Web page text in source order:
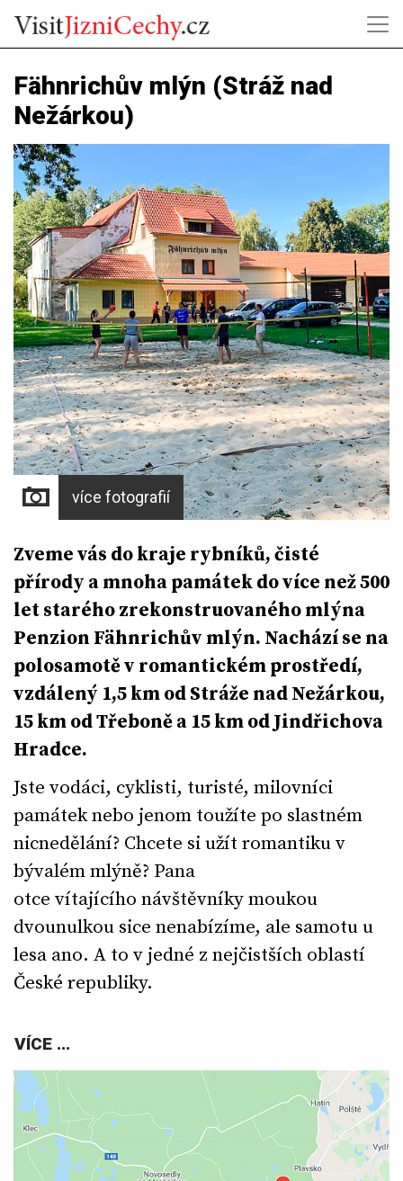
Fähnrichův mlýn (Stráž nad
Nežárkou)
více fotografií
Zveme vás do kraje rybníků, čisté
přírody a mnoha památek do více než 500
let starého zrekonstruovaného mlýna
Penzion Fähnrichův mlýn. Nachází se na
polosamotě v romantickém prostředí,
vzdálený 1,5 km od Stráže nad Nežárkou,
15 km od Třeboně a 15 km od Jindřichova
Hradce.
Jste vodáci, cyklisti, turisté, milovníci
památek nebo jenom toužíte po slastném
nicnedělání? Chcete si užít romantiku v
bývalém mlýně? Pana
otce vítajícího návštěvníky moukou
dvounulkou sice nenabízíme, ale samotu u
lesa ano. A to v jedné z nejčistších oblastí
České republiky.
VÍCE ...